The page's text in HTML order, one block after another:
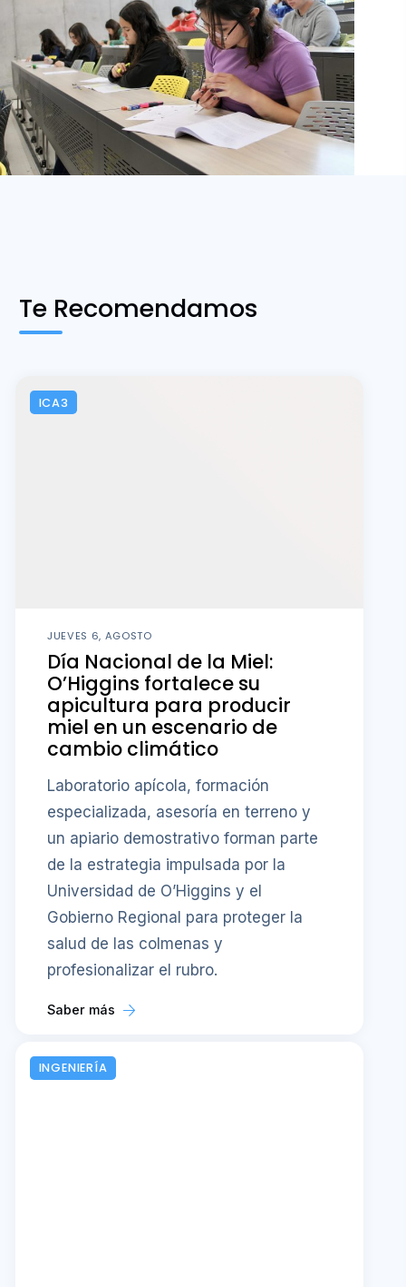
Te Recomendamos
ICA3
JUEVES 6, AGOSTO
Día Nacional de la Miel:
O’Higgins fortalece su
apicultura para producir
miel en un escenario de
cambio climático
Laboratorio apícola, formación
especializada, asesoría en terreno y
un apiario demostrativo forman parte
de la estrategia impulsada por la
Universidad de O’Higgins y el
Gobierno Regional para proteger la
salud de las colmenas y
profesionalizar el rubro.
Saber más
INGENIERÍA